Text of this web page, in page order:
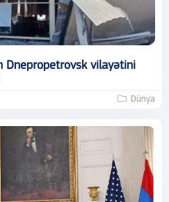
Dnepropetrovsk vilayətini
Dünya